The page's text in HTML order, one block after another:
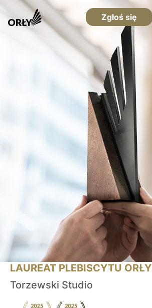
Zgłoś się
LAUREAT PLEBISCYTU ORŁY
Torzewski Studio